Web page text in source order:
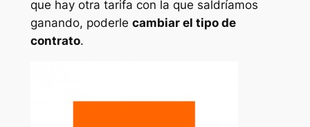
que hay otra tarifa con la que saldríamos
ganando, poderle cambiar el tipo de
contrato.